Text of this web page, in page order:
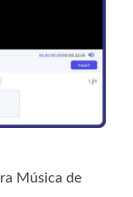
Música de